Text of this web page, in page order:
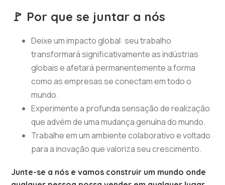
🚩 Por que se juntar a nós
Deixe um impacto global: seu trabalho
transformará significativamente as indústrias
globais e afetará permanentemente a forma
como as empresas se conectam em todo o
mundo.
Experimente a profunda sensação de realização
que advém de uma mudança genuína do mundo.
Trabalhe em um ambiente colaborativo e voltado
para a inovação que valoriza seu crescimento.
Junte-se a nós e vamos construir um mundo onde